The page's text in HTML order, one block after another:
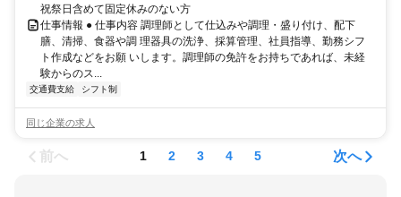
祝祭日含めて固定休みのない方
仕事情報 ● 仕事内容 調理師として仕込みや調理・盛り付け、配下
膳、清掃、食器や調 理器具の洗浄、採算管理、社員指導、勤務シフ
ト作成などをお願 いします。調理師の免許をお持ちであれば、未経
験からのス...
交通費支給 シフト制
同じ企業の求人
前へ 1 2 3 4 5 次へ